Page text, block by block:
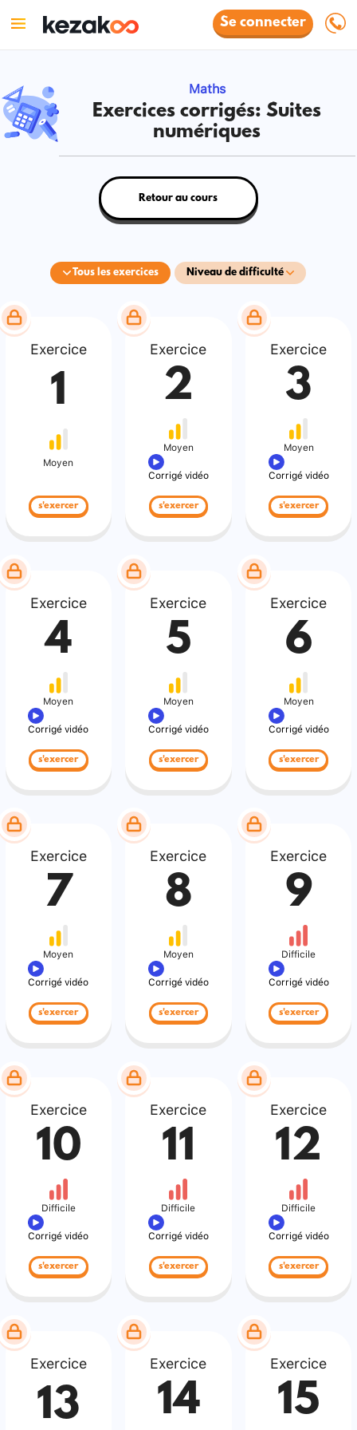
Se connecter
Maths
Exercices corrigés: Suites
numériques
Tous les exercices Niveau de difficulté
Retour au cours
Exercice
1
Moyen
s'exercer
Exercice
2
Moyen
Corrigé vidéo
s'exercer
Exercice
3
Moyen
Corrigé vidéo
s'exercer
Exercice
4
Moyen
Corrigé vidéo
s'exercer
Exercice
5
Moyen
Corrigé vidéo
s'exercer
Exercice
6
Moyen
Corrigé vidéo
s'exercer
Exercice
7
Moyen
Corrigé vidéo
s'exercer
Exercice
8
Moyen
Corrigé vidéo
s'exercer
Exercice
9
Difficile
Corrigé vidéo
s'exercer
Exercice
10
Difficile
Corrigé vidéo
s'exercer
Exercice
11
Difficile
Corrigé vidéo
s'exercer
Exercice
12
Difficile
Corrigé vidéo
s'exercer
Exercice
13
Exercice
14
Exercice
15